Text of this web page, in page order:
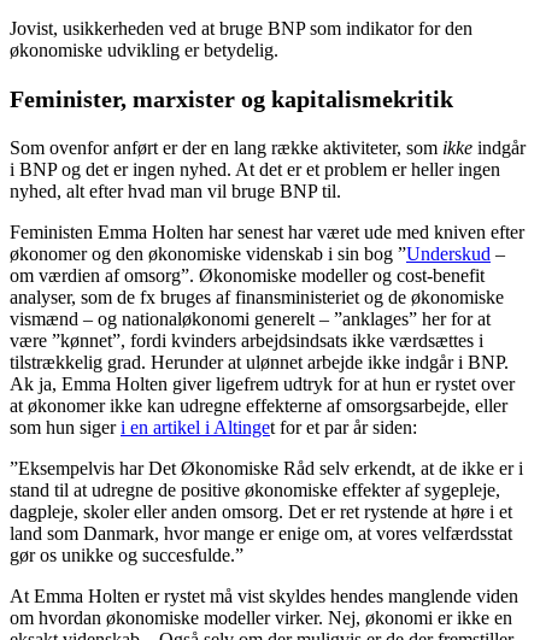
Jovist, usikkerheden ved at bruge BNP som indikator for den
økonomiske udvikling er betydelig.
Feminister, marxister og kapitalismekritik
Som ovenfor anført er der en lang række aktiviteter, som ikke indgår
i BNP og det er ingen nyhed. At det er et problem er heller ingen
nyhed, alt efter hvad man vil bruge BNP til.
Feministen Emma Holten har senest har været ude med kniven efter
økonomer og den økonomiske videnskab i sin bog ”Underskud –
om værdien af omsorg”. Økonomiske modeller og cost-benefit
analyser, som de fx bruges af finansministeriet og de økonomiske
vismænd – og nationaløkonomi generelt – ”anklages” her for at
være ”kønnet”, fordi kvinders arbejdsindsats ikke værdsættes i
tilstrækkelig grad. Herunder at ulønnet arbejde ikke indgår i BNP.
Ak ja, Emma Holten giver ligefrem udtryk for at hun er rystet over
at økonomer ikke kan udregne effekterne af omsorgsarbejde, eller
som hun sigeri en artikel i Altinget for et par år siden:
”Eksempelvis har Det Økonomiske Råd selv erkendt, at de ikke er i
stand til at udregne de positive økonomiske effekter af sygepleje,
dagpleje, skoler eller anden omsorg. Det er ret rystende at høre i et
land som Danmark, hvor mange er enige om, at vores velfærdsstat
gør os unikke og succesfulde.”
At Emma Holten er rystet må vist skyldes hendes manglende viden
om hvordan økonomiske modeller virker. Nej, økonomi er ikke en